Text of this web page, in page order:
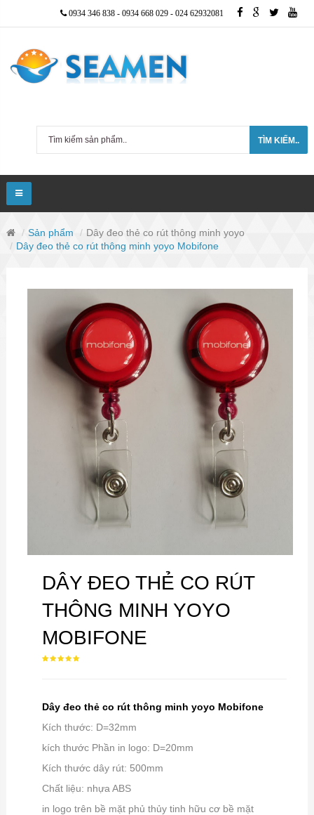
0934 346 838 - 0934 668 029 - 024 62932081
TÌM KIẾM..
Sản phẩm
Dây đeo thẻ co rút thông minh yoyo
Dây đeo thẻ co rút thông minh yoyo Mobifone
DÂY ĐEO THẺ CO RÚT
THÔNG MINH YOYO
MOBIFONE
Dây đeo thẻ co rút thông minh yoyo Mobifone
Kích thước: D=32mm
kích thước Phần in logo: D=20mm
Kích thước dây rút: 500mm
Chất liệu: nhựa ABS
in logo trên bề mặt phủ thủy tinh hữu cơ bề mặt